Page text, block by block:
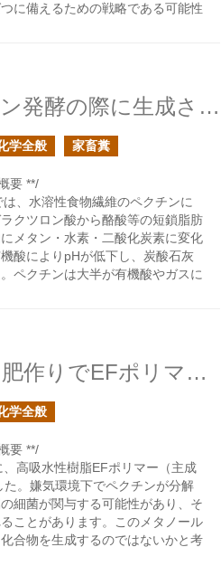
に備えるための戦略である可能性
家畜排泄物のメタン発酵の際に生成される消化液に土壌改良の効果はあるか？の続き
学全般 家畜糞
要 **/
、水溶性食物繊維のペクチンに
クツロン酸から酪酸等の短鎖脂肪
メタン・水素・二酸化炭素に変化
酸によりpHが低下し、炭酸石灰
ペクチンは大半が有機酸やガスに
米ぬか嫌気ボカシ肥作りでEFポリマーを加えてみた
学全般
要 **/
高吸水性樹脂EFポリマー（主成
。嫌気環境下でペクチンが分解
細菌が関与する可能性があり、そ
ことがあります。このメタノール
合物を生成するのではないかと考